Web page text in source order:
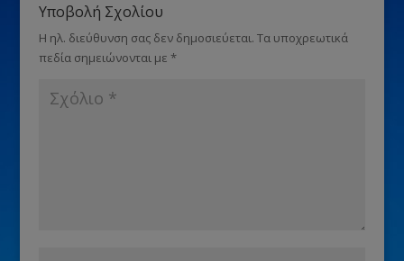
Υποβολή Σχολίου
Η ηλ. διεύθυνση σας δεν δημοσιεύεται. Τα υποχρεωτικά
πεδία σημειώνονται με *